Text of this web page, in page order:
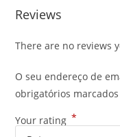
Reviews
There are no reviews
O seu endereço de
obrigatórios marcados
Your rating *